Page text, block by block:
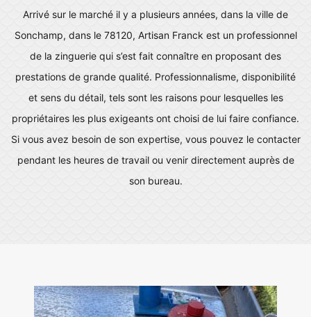
Arrivé sur le marché il y a plusieurs années, dans la ville de
Sonchamp, dans le 78120, Artisan Franck est un professionnel
de la zinguerie qui s’est fait connaître en proposant des
prestations de grande qualité. Professionnalisme, disponibilité
et sens du détail, tels sont les raisons pour lesquelles les
propriétaires les plus exigeants ont choisi de lui faire confiance.
Si vous avez besoin de son expertise, vous pouvez le contacter
pendant les heures de travail ou venir directement auprès de
son bureau.